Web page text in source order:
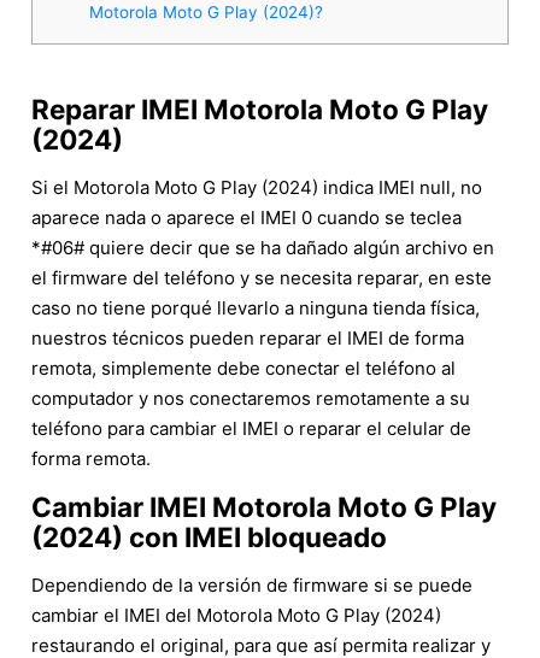
Motorola Moto G Play (2024)?
Reparar IMEI Motorola Moto G Play
(2024)
Si el Motorola Moto G Play (2024) indica IMEI null, no
aparece nada o aparece el IMEI 0 cuando se teclea
*#06# quiere decir que se ha dañado algún archivo en
el firmware del teléfono y se necesita reparar, en este
caso no tiene porqué llevarlo a ninguna tienda física,
nuestros técnicos pueden reparar el IMEI de forma
remota, simplemente debe conectar el teléfono al
computador y nos conectaremos remotamente a su
teléfono para cambiar el IMEI o reparar el celular de
forma remota.
Cambiar IMEI Motorola Moto G Play
(2024) con IMEI bloqueado
Dependiendo de la versión de firmware si se puede
cambiar el IMEI del Motorola Moto G Play (2024)
restaurando el original, para que así permita realizar y